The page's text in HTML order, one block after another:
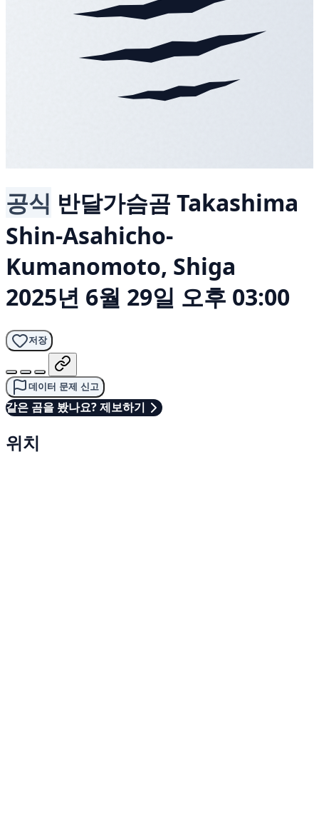
공식 반달가슴곰 Takashima
Shin-Asahicho-
Kumanomoto, Shiga
2025년 6월 29일 오후 03:00
저장
데이터 문제 신고
같은 곰을 봤나요? 제보하기
위치